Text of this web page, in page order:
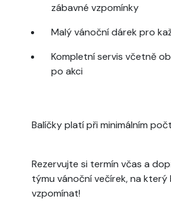
zábavné vzpomínky
Malý vánoční dárek pro
Kompletní servis včetně
po akci
Balíčky platí při minimálním
Rezervujte si termín včas a
týmu vánoční večírek, na
vzpomínat!